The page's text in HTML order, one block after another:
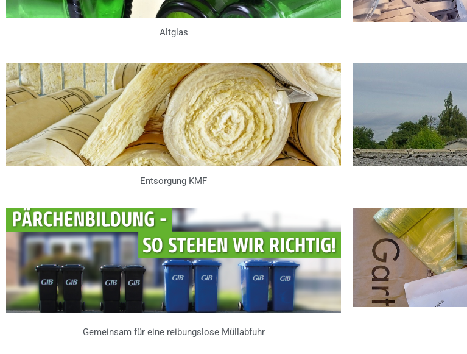
Altglas
Entsorgung KMF
Gemeinsam für eine reibungslose Müllabfuhr